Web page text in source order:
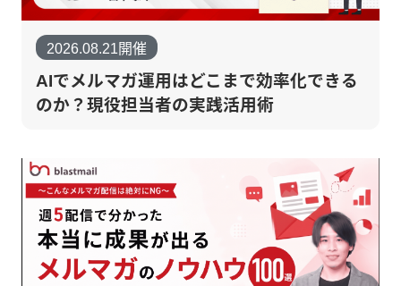
2026.08.21開催
AIでメルマガ運用はどこまで効率化できる
のか？現役担当者の実践活用術